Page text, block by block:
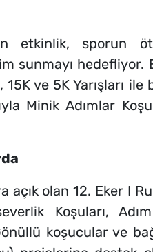
etkinlik, sporun
sunmayı hedefliyor.
ve 5K Yarışları ile
Minik Adımlar
açık olan 12. Eker I
Koşuları,
koşucular ve